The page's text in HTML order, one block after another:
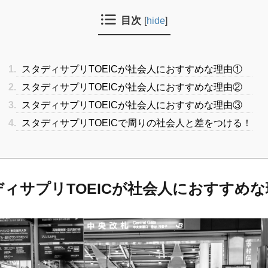
目次 [hide]
1.
スタディサプリTOEICが社会人におすすめな理由①
2.
スタディサプリTOEICが社会人におすすめな理由②
3.
スタディサプリTOEICが社会人におすすめな理由③
4.
スタディサプリTOEICで周りの社会人と差をつける！
ィサプリTOEICが社会人におすすめ